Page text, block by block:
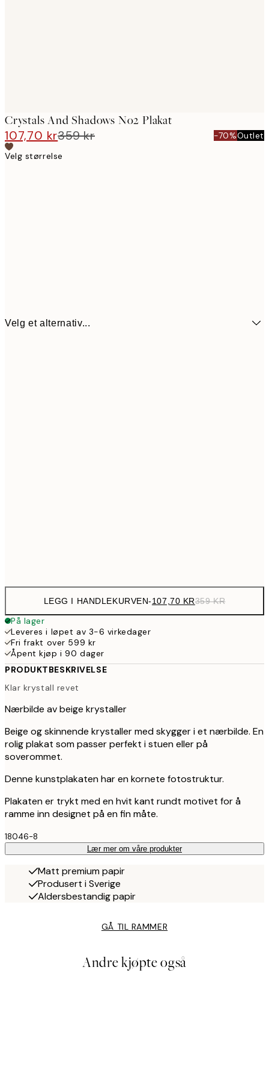
Crystals And Shadows No2 Plakat
107,70 kr359 kr -70%Outlet
Velg størrelse
Velg et alternativ...
LEGG I HANDLEKURVEN-107,70 KR359 KR
På lager
Leveres i løpet av 3-6 virkedager
Fri frakt over 599 kr
Åpent kjøp i 90 dager
PRODUKTBESKRIVELSE
Klar krystall revet
Nærbilde av beige krystaller
Beige og skinnende krystaller med skygger i et nærbilde. En
rolig plakat som passer perfekt i stuen eller på
soverommet.
Denne kunstplakaten har en kornete fotostruktur.
Plakaten er trykt med en hvit kant rundt motivet for å
ramme inn designet på en fin måte.
18046-8
Lær mer om våre produkter
Matt premium papir
Produsert i Sverige
Aldersbestandig papir
GÅ TIL RAMMER
Andre kjøpte også